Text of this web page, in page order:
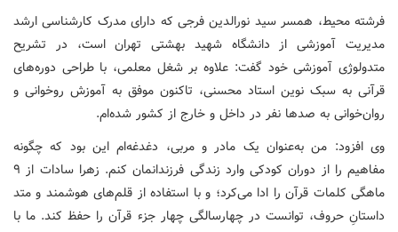
فرشته محیط، همسر سید نورالدین فرجی که دارای مدرک کارشناسی ارشد
مدیریت آموزشی از دانشگاه شهید بهشتی تهران است، در تشریح
متدولوژی آموزشی خود گفت: علاوه بر شغل معلمی، با طراحی دوره‌های
قرآنی به سبک نوین استاد محسنی، تاکنون موفق به آموزش روخوانی و
روان‌خوانی به صدها نفر در داخل و خارج از کشور شده‌ام.
وی افزود: من به‌عنوان یک مادر و مربی، دغدغه‌ام این بود که چگونه
مفاهیم را از دوران کودکی وارد زندگی فرزندانمان کنم. زهرا سادات از ۹
ماهگی کلمات قرآن را ادا می‌کرد؛ و با استفاده از قلم‌های هوشمند و متد
داستانِ حروف، توانست در چهارسالگی چهار جزء قرآن را حفظ کند. ما با